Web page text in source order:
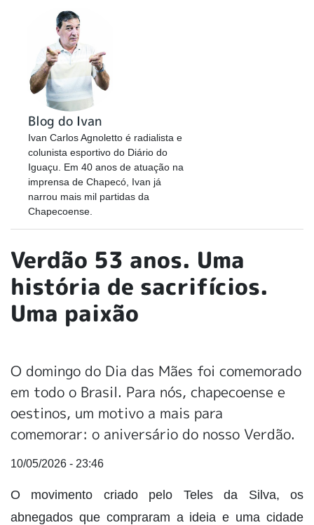
Blog do Ivan
Ivan Carlos Agnoletto é radialista e
colunista esportivo do Diário do
Iguaçu. Em 40 anos de atuação na
imprensa de Chapecó, Ivan já
narrou mais mil partidas da
Chapecoense.
Verdão 53 anos. Uma
história de sacrifícios.
Uma paixão
O domingo do Dia das Mães foi comemorado
em todo o Brasil. Para nós, chapecoense e
oestinos, um motivo a mais para
comemorar: o aniversário do nosso Verdão.
10/05/2026 - 23:46
O movimento criado pelo Teles da Silva, os
abnegados que compraram a ideia e uma cidade